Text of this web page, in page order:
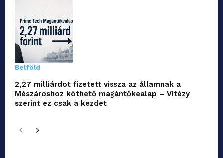
Belföld
2,27 milliárdot fizetett vissza az államnak a
Mészároshoz köthető magántőkealap – Vitézy
szerint ez csak a kezdet